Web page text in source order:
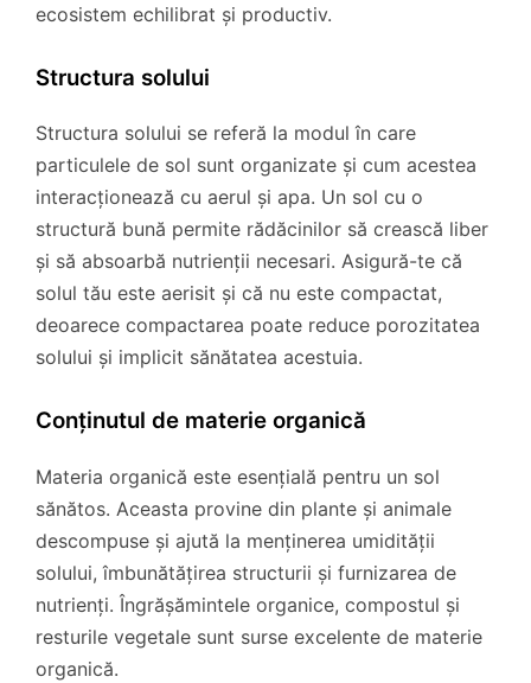
ecosistem echilibrat și productiv.
Structura solului
Structura solului se referă la modul în care
particulele de sol sunt organizate și cum acestea
interacționează cu aerul și apa. Un sol cu o
structură bună permite rădăcinilor să crească liber
și să absoarbă nutrienții necesari. Asigură-te că
solul tău este aerisit și că nu este compactat,
deoarece compactarea poate reduce porozitatea
solului și implicit sănătatea acestuia.
Conținutul de materie organică
Materia organică este esențială pentru un sol
sănătos. Aceasta provine din plante și animale
descompuse și ajută la menținerea umidității
solului, îmbunătățirea structurii și furnizarea de
nutrienți. Îngrășămintele organice, compostul și
resturile vegetale sunt surse excelente de materie
organică.